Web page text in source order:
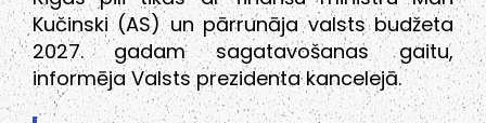
Kučinski (AS) un pārrunāja valsts budžeta
2027. gadam sagatavošanas gaitu,
informēja Valsts prezidenta kancelejā.